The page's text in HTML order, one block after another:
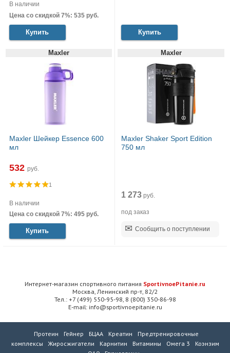
В наличии
Цена со скидкой 7%: 535 руб.
Купить Купить
Maxler
Maxler Шейкер Essence 600
мл
532 руб.
1
В наличии
Цена со скидкой 7%: 495 руб.
Купить
Maxler
Maxler Shaker Sport Edition
750 мл
1 273 руб.
под заказ
Сообщить о поступлении
Интернет-магазин спортивного питания SportivnoePitanie.ru
Москва, Ленинский пр-т, 82/2
Тел.: +7 (499) 550-95-98, 8 (800) 350-86-98
E-mail: info@sportivnoepitanie.ru
Протеин Гейнер БЦАА Креатин
Предтренировочные
комплексы
Жиросжигатели Карнитин Витамины Омега 3
Коэнзим